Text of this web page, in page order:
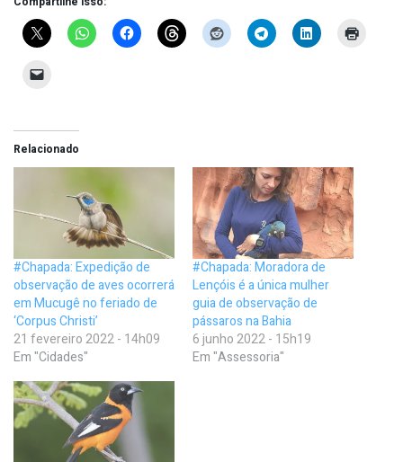
Relacionado
#Chapada: Expedição de
observação de aves ocorrerá
em Mucugê no feriado de
‘Corpus Christi’
21 fevereiro 2022 - 14h09
Em "Cidades"
#Chapada: Moradora de
Lençóis é a única mulher
guia de observação de
pássaros na Bahia
6 junho 2022 - 15h19
Em "Assessoria"